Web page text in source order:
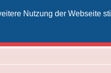
Nutzung der Webseite